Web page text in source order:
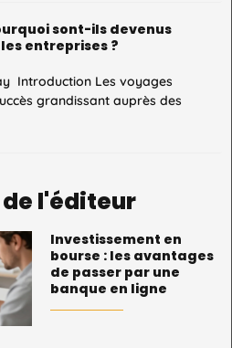
sont-ils devenus
entreprises ?
Introduction Les voyages
grandissant auprès des
l'éditeur
Investissement en
bourse : les avantages
de passer par une
banque en ligne